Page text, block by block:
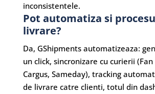
inconsistentele.
Pot automatiza si
livrare?
Da, GShipments automatizeaza:
un click, sincronizare cu curierii (Fan
Cargus, Sameday), tracking
de livrare catre clienti, totul din